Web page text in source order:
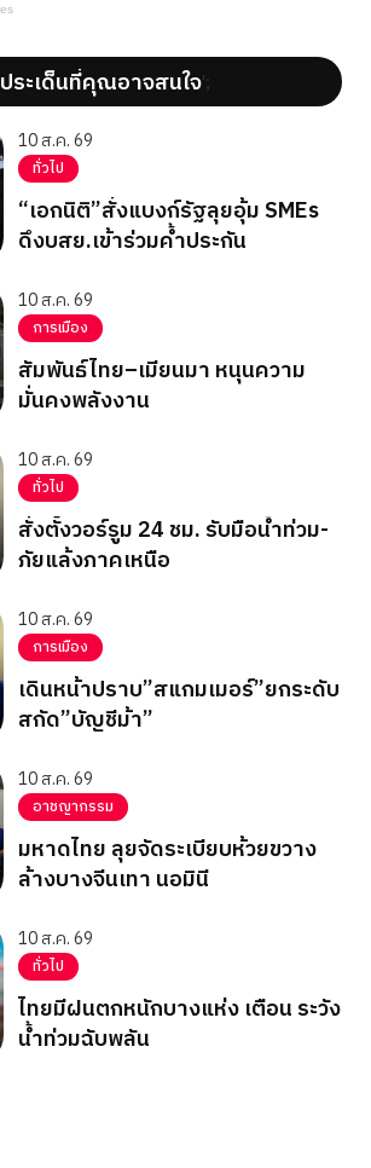
ประเด็นที่คุณอาจสนใจ';
10 ส.ค. 69
ทั่วไป
“เอกนิติ”สั่งแบงก์รัฐลุยอุ้ม SMEs
ดึงบสย.เข้าร่วมค้ำประกัน
10 ส.ค. 69
การเมือง
สัมพันธ์ไทย–เมียนมา หนุนความ
มั่นคงพลังงาน
10 ส.ค. 69
ทั่วไป
สั่งตั้งวอร์รูม 24 ชม. รับมือน้ำท่วม-
ภัยแล้งภาคเหนือ
10 ส.ค. 69
การเมือง
เดินหน้าปราบ”สแกมเมอร์”ยกระดับ
สกัด”บัญชีม้า”
10 ส.ค. 69
อาชญากรรม
มหาดไทย ลุยจัดระเบียบห้วยขวาง
ล้างบางจีนเทา นอมินี
10 ส.ค. 69
ทั่วไป
ไทยมีฝนตกหนักบางแห่ง เตือน ระวัง
น้ำท่วมฉับพลัน